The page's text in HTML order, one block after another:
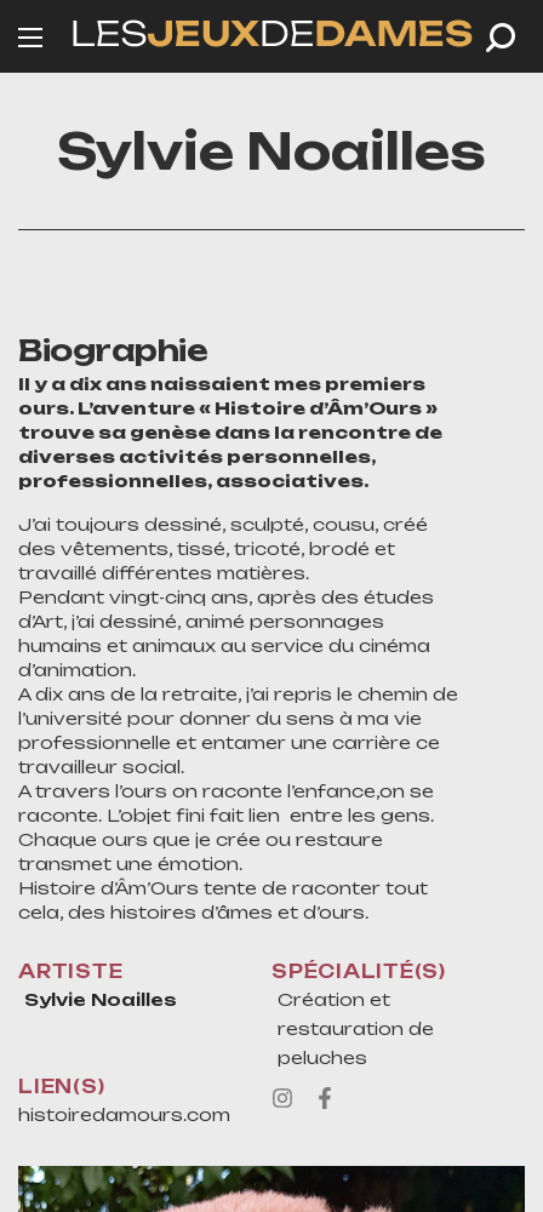
Sylvie Noailles
Biographie
Il y a dix ans naissaient mes premiers
ours. L’aventure « Histoire d’Âm’Ours »
trouve sa genèse dans la rencontre de
diverses activités personnelles,
professionnelles, associatives.
J’ai toujours dessiné, sculpté, cousu, créé
des vêtements, tissé, tricoté, brodé et
travaillé différentes matières.
Pendant vingt-cinq ans, après des études
d’Art, j’ai dessiné, animé personnages
humains et animaux au service du cinéma
d’animation.
A dix ans de la retraite, j’ai repris le chemin de
l’université pour donner du sens à ma vie
professionnelle et entamer une carrière ce
travailleur social.
A travers l’ours on raconte l’enfance,on se
raconte. L’objet fini fait lien entre les gens.
Chaque ours que je crée ou restaure
transmet une émotion.
Histoire d’Âm’Ours tente de raconter tout
cela, des histoires d’âmes et d’ours.
ARTISTE
Sylvie Noailles
SPÉCIALITÉ(S)
Création et
restauration de
peluches
LIEN(S)
histoiredamours.com